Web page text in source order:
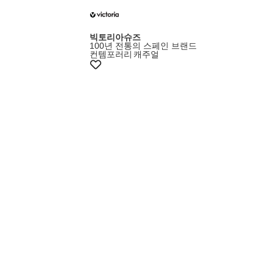
빅토리아슈즈
100년 전통의 스페인 브랜드
컨템포러리 캐주얼